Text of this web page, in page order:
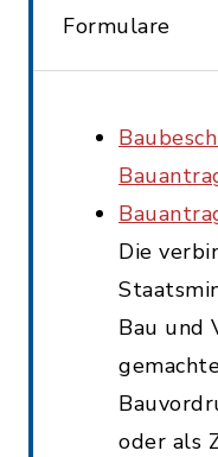
Formulare
Die
Bau und
oder als